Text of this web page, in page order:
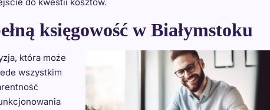
księgowość w Białymstoku
która może
wszystkim